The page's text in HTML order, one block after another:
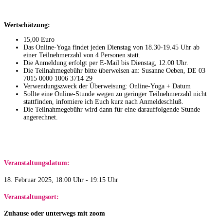
Wertschätzung:
15,00 Euro
Das Online-Yoga findet jeden Dienstag von 18.30-19.45 Uhr ab
einer Teilnehmerzahl von 4 Personen statt.
Die Anmeldung erfolgt per E-Mail bis Dienstag, 12.00 Uhr.
Die Teilnahmegebühr bitte überweisen an: Susanne Oeben, DE 03
7015 0000 1006 3714 29​
Verwendungszweck der Überweisung: Online-Yoga + Datum
Sollte eine Online-Stunde wegen zu geringer Teilnehmerzahl nicht
stattfinden, infomiere ich Euch kurz nach Anmeldeschluß.
Die Teilnahmegebühr wird dann für eine darauffolgende Stunde
angerechnet.
Veranstaltungsdatum:
18. Februar 2025, 18:00 Uhr - 19:15 Uhr
Veranstaltungsort:
Zuhause oder unterwegs mit zoom